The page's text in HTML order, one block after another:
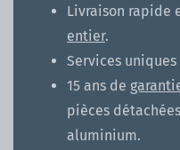
Livraison rapide
entier.
Services uniques
15 ans de
pièces
aluminium.